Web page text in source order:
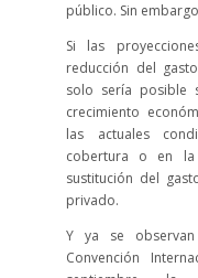
público. Sin
Si las
reducción del
solo sería posible
crecimiento
las actuales
cobertura o en
sustitución del
privado.
Y ya se
Convención